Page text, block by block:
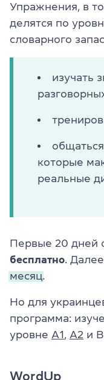
Упражнения, в
делятся по
словарного
изучать
которые
реальные
Первые 20 дней
бесплатно.
месяц.
Но для
программа:
уровне A1, A2 и
WordUp